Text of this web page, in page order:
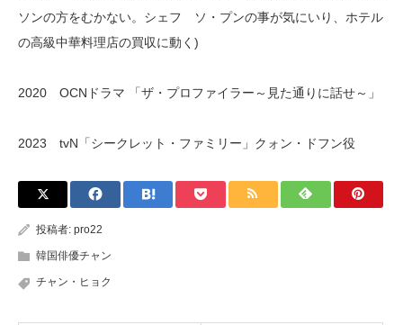
ソンの方をむかない。シェフ ソ・プンの事が気にいり、ホテル
の高級中華料理店の買収に動く)
2020 OCNドラマ 「ザ・プロファイラー～見た通りに話せ～」
2023 tvN「シークレット・ファミリー」クォン・ドフン役
投稿者: pro22
韓国俳優チャン
チャン・ヒョク